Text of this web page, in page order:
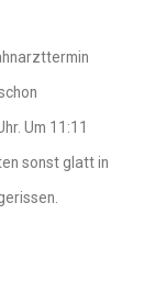
Um 11:11
sonst glatt in